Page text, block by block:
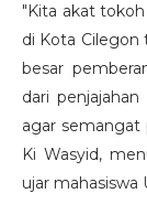
"Kita akat
di Kota Cilegon
besar
dari
agar semangat
Ki Wasyid,
ujar mahasiswa